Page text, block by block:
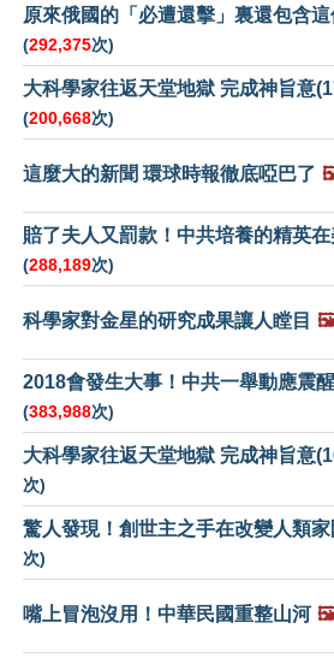
原來俄國的「必遭還擊」裏還包含這
(292,375次)
大科學家往返天堂地獄 完成神旨意
(200,668次)
這麼大的新聞 環球時報徹底啞巴了
賠了夫人又罰款！中共培養的精英
(288,189次)
科學家對金星的研究成果讓人瞠目
2018會發生大事！中共一舉動應震
(383,988次)
大科學家往返天堂地獄 完成神旨意
次)
驚人發現！創世主之手在改變人類家
次)
嘴上冒泡沒用！中華民國重整山河